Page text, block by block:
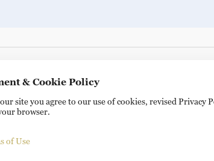
京ICP备20000184号
& Cookie Policy
site you agree to our use of cookies, revised Privacy
browser.
of Use